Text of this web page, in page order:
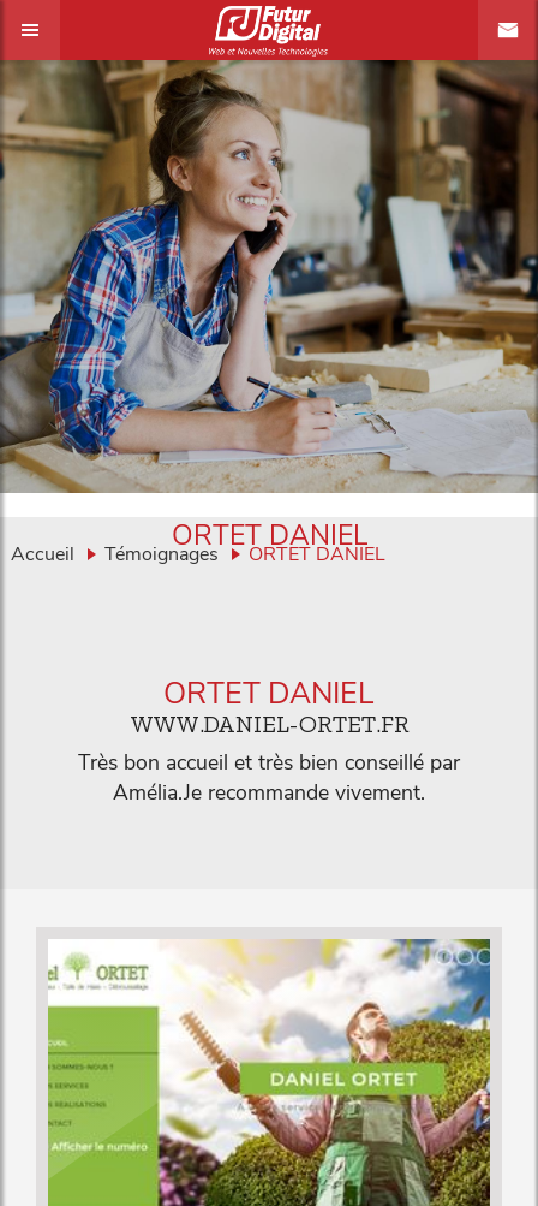
Accueil Témoignages ORTET DANIEL
ORTET DANIEL
ORTET DANIEL
WWW.DANIEL-ORTET.FR
Très bon accueil et très bien conseillé par
Amélia.Je recommande vivement.